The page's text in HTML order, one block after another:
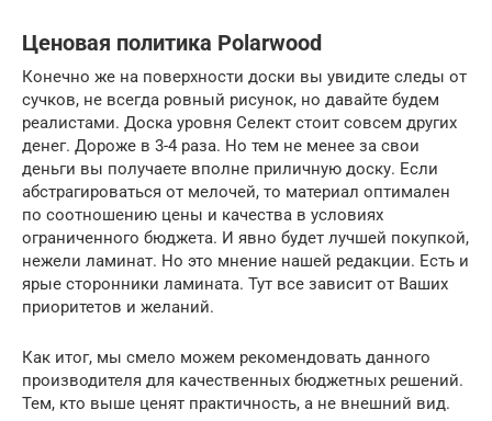
Ценовая политика Polarwood
Конечно же на поверхности доски вы увидите следы от
сучков, не всегда ровный рисунок, но давайте будем
реалистами. Доска уровня Селект стоит совсем других
денег. Дороже в 3-4 раза. Но тем не менее за свои
деньги вы получаете вполне приличную доску. Если
абстрагироваться от мелочей, то материал оптимален
по соотношению цены и качества в условиях
ограниченного бюджета. И явно будет лучшей покупкой,
нежели ламинат. Но это мнение нашей редакции. Есть и
ярые сторонники ламината. Тут все зависит от Ваших
приоритетов и желаний.
Как итог, мы смело можем рекомендовать данного
производителя для качественных бюджетных решений.
Тем, кто выше ценят практичность, а не внешний вид.